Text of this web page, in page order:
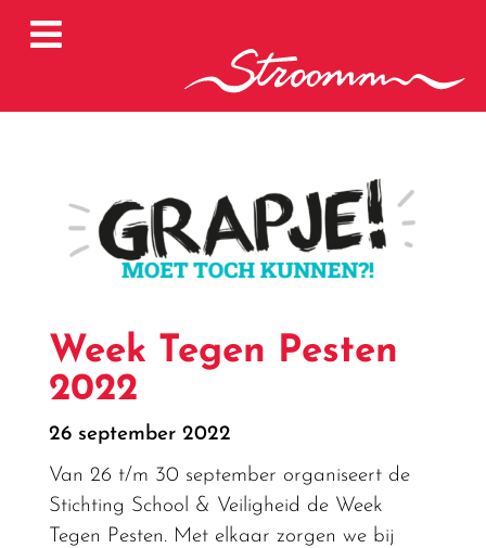

Week Tegen Pesten
2022
26 september 2022
Van 26 t/m 30 september organiseert de
Stichting School & Veiligheid de Week
Tegen Pesten. Met elkaar zorgen we bij